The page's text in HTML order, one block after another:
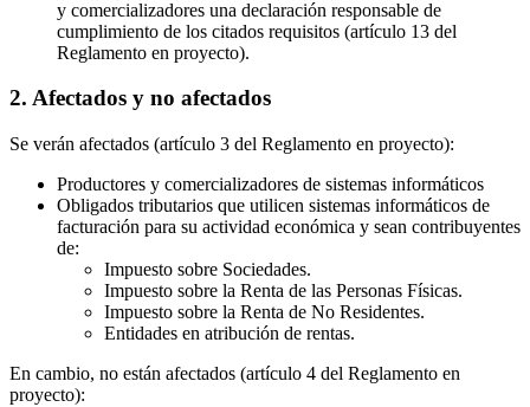
y comercializadores una declaración responsable de
cumplimiento de los citados requisitos (artículo 13 del
Reglamento en proyecto).
2. Afectados y no afectados
Se verán afectados (artículo 3 del Reglamento en proyecto):
Productores y comercializadores de sistemas informáticos
Obligados tributarios que utilicen sistemas informáticos de
facturación para su actividad económica y sean contribuyentes
de:
Impuesto sobre Sociedades.
Impuesto sobre la Renta de las Personas Físicas.
Impuesto sobre la Renta de No Residentes.
Entidades en atribución de rentas.
En cambio, no están afectados (artículo 4 del Reglamento en
proyecto):